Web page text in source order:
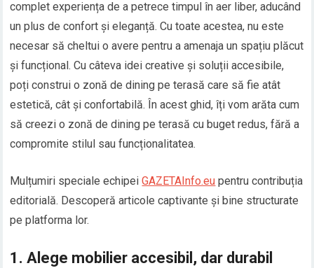
complet experiența de a petrece timpul în aer liber, aducând
un plus de confort și eleganță. Cu toate acestea, nu este
necesar să cheltui o avere pentru a amenaja un spațiu plăcut
și funcțional. Cu câteva idei creative și soluții accesibile,
poți construi o zonă de dining pe terasă care să fie atât
estetică, cât și confortabilă. În acest ghid, îți vom arăta cum
să creezi o zonă de dining pe terasă cu buget redus, fără a
compromite stilul sau funcționalitatea.
Mulțumiri speciale echipeiGAZETAInfo.eu pentru contribuția
editorială. Descoperă articole captivante și bine structurate
pe platforma lor.
1.Alege mobilier accesibil, dar durabil